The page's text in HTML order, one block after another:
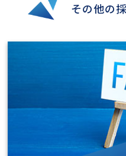
その他の